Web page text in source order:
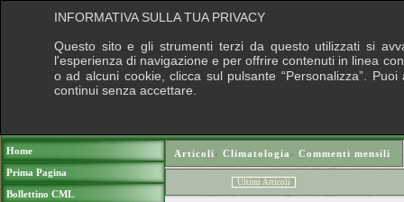
Home
Prima Pagina
Bollettino CML
Articoli› Climatologia › Commenti mensili
Ultimi Articoli
INFORMATIVA SULLA TUA PRIVACY
Questo sito e gli strumenti terzi da questo utilizzati si
l'esperienza di navigazione e per offrire contenuti in linea
o ad alcuni cookie, clicca sul pulsante “Personalizza”.
continui senza accettare.